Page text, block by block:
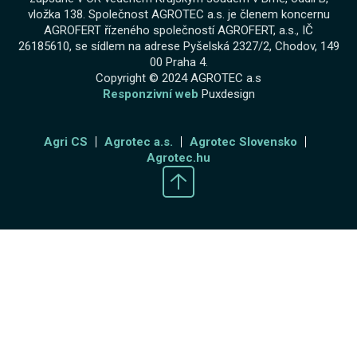
vložka 138. Společnost AGROTEC a.s. je členem koncernu
AGROFERT řízeného společností AGROFERT, a.s., IČ
26185610, se sídlem na adrese Pyšelská 2327/2, Chodov, 149
00 Praha 4.
Copyright © 2024 AGROTEC a.s
Responzivní web Puxdesign
Agri CS Agrotec a.s.
Agrotec Slovensko
Agrotec.hu